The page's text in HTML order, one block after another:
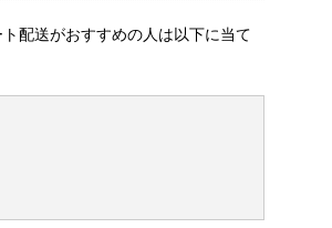
配送がおすすめの人は以下に当て